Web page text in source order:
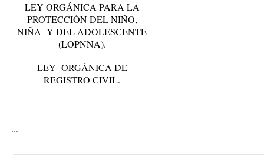
LEY ORGÁNICA PARA LA
PROTECCIÓN DEL NIÑO,
NIÑA Y DEL ADOLESCENTE
(LOPNNA).
LEY ORGÁNICA DE
REGISTRO CIVIL.
...